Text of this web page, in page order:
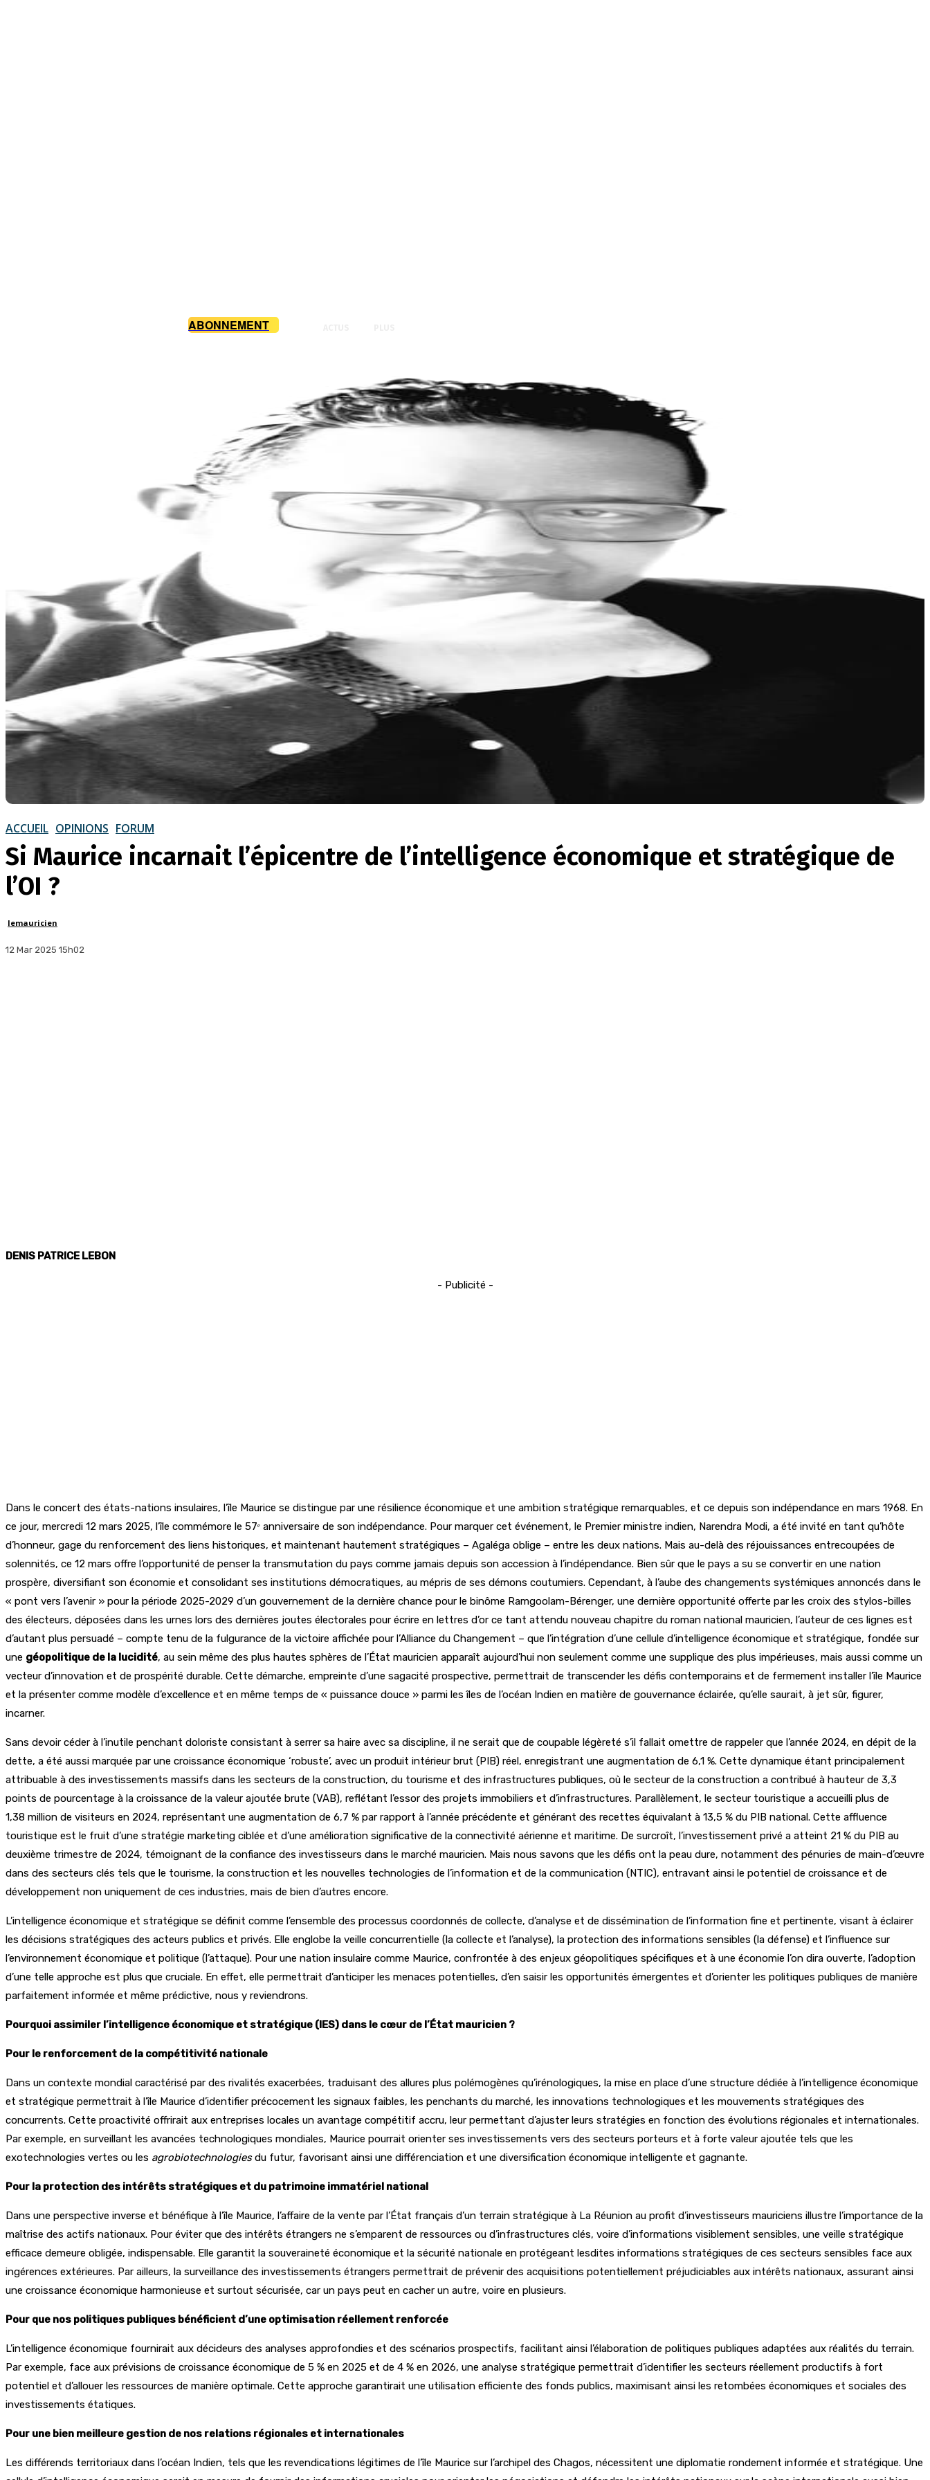
ABONNEMENT
ACCUEIL OPINIONS FORUM
Si Maurice incarnait l’épicentre de l’intelligence économique et stratégique de
l’OI ?
lemauricien
12 Mar 2025 15h02
DENIS PATRICE LEBON
- Publicité -
Dans le concert des états-nations insulaires, l’île Maurice se distingue par une résilience économique et une ambition stratégique remarquables, et ce depuis son indépendance en mars 1968. En
ce jour, mercredi 12 mars 2025, l’île commémore le 57ᵉ anniversaire de son indépendance. Pour marquer cet événement, le Premier ministre indien, Narendra Modi, a été invité en tant qu’hôte
d’honneur, gage du renforcement des liens historiques, et maintenant hautement stratégiques – Agaléga oblige – entre les deux nations. Mais au-delà des réjouissances entrecoupées de
solennités, ce 12 mars offre l’opportunité de penser la transmutation du pays comme jamais depuis son accession à l’indépendance. Bien sûr que le pays a su se convertir en une nation
prospère, diversifiant son économie et consolidant ses institutions démocratiques, au mépris de ses démons coutumiers. Cependant, à l’aube des changements systémiques annoncés dans le
« pont vers l’avenir » pour la période 2025-2029 d’un gouvernement de la dernière chance pour le binôme Ramgoolam-Bérenger, une dernière opportunité offerte par les croix des stylos-billes
des électeurs, déposées dans les urnes lors des dernières joutes électorales pour écrire en lettres d’or ce tant attendu nouveau chapitre du roman national mauricien, l’auteur de ces lignes est
d’autant plus persuadé – compte tenu de la fulgurance de la victoire affichée pour l’Alliance du Changement – que l’intégration d’une cellule d’intelligence économique et stratégique, fondée sur
une géopolitique de la lucidité, au sein même des plus hautes sphères de l’État mauricien apparaît aujourd’hui non seulement comme une supplique des plus impérieuses, mais aussi comme un
vecteur d’innovation et de prospérité durable. Cette démarche, empreinte d’une sagacité prospective, permettrait de transcender les défis contemporains et de fermement installer l’île Maurice
et la présenter comme modèle d’excellence et en même temps de « puissance douce » parmi les îles de l’océan Indien en matière de gouvernance éclairée, qu’elle saurait, à jet sûr, figurer,
incarner.
Sans devoir céder à l’inutile penchant doloriste consistant à serrer sa haire avec sa discipline, il ne serait que de coupable légèreté s’il fallait omettre de rappeler que l’année 2024, en dépit de la
dette, a été aussi marquée par une croissance économique ‘robuste’, avec un produit intérieur brut (PIB) réel, enregistrant une augmentation de 6,1 %. Cette dynamique étant principalement
attribuable à des investissements massifs dans les secteurs de la construction, du tourisme et des infrastructures publiques, où le secteur de la construction a contribué à hauteur de 3,3
points de pourcentage à la croissance de la valeur ajoutée brute (VAB), reflétant l’essor des projets immobiliers et d’infrastructures. Parallèlement, le secteur touristique a accueilli plus de
1,38 million de visiteurs en 2024, représentant une augmentation de 6,7 % par rapport à l’année précédente et générant des recettes équivalant à 13,5 % du PIB national. Cette affluence
touristique est le fruit d’une stratégie marketing ciblée et d’une amélioration significative de la connectivité aérienne et maritime. De surcroît, l’investissement privé a atteint 21 % du PIB au
deuxième trimestre de 2024, témoignant de la confiance des investisseurs dans le marché mauricien. Mais nous savons que les défis ont la peau dure, notamment des pénuries de main-d’œuvre
dans des secteurs clés tels que le tourisme, la construction et les nouvelles technologies de l’information et de la communication (NTIC), entravant ainsi le potentiel de croissance et de
développement non uniquement de ces industries, mais de bien d’autres encore.
L’intelligence économique et stratégique se définit comme l’ensemble des processus coordonnés de collecte, d’analyse et de dissémination de l’information fine et pertinente, visant à éclairer
les décisions stratégiques des acteurs publics et privés. Elle englobe la veille concurrentielle (la collecte et l’analyse), la protection des informations sensibles (la défense) et l’influence sur
l’environnement économique et politique (l’attaque). Pour une nation insulaire comme Maurice, confrontée à des enjeux géopolitiques spécifiques et à une économie l’on dira ouverte, l’adoption
d’une telle approche est plus que cruciale. En effet, elle permettrait d’anticiper les menaces potentielles, d’en saisir les opportunités émergentes et d’orienter les politiques publiques de manière
parfaitement informée et même prédictive, nous y reviendrons.
Pourquoi assimiler l’intelligence économique et stratégique (IES) dans le cœur de l’État mauricien ?
Pour le renforcement de la compétitivité nationale
Dans un contexte mondial caractérisé par des rivalités exacerbées, traduisant des allures plus polémogènes qu’irénologiques, la mise en place d’une structure dédiée à l’intelligence économique
et stratégique permettrait à l’île Maurice d’identifier précocement les signaux faibles, les penchants du marché, les innovations technologiques et les mouvements stratégiques des
concurrents. Cette proactivité offrirait aux entreprises locales un avantage compétitif accru, leur permettant d’ajuster leurs stratégies en fonction des évolutions régionales et internationales.
Par exemple, en surveillant les avancées technologiques mondiales, Maurice pourrait orienter ses investissements vers des secteurs porteurs et à forte valeur ajoutée tels que les
exotechnologies vertes ou les agrobiotechnologiesdu futur, favorisant ainsi une différenciation et une diversification économique intelligente et gagnante.
Pour la protection des intérêts stratégiques et du patrimoine immatériel national
Dans une perspective inverse et bénéfique à l’île Maurice, l’affaire de la vente par l’État français d’un terrain stratégique à La Réunion au profit d’investisseurs mauriciens illustre l’importance de la
maîtrise des actifs nationaux. Pour éviter que des intérêts étrangers ne s’emparent de ressources ou d’infrastructures clés, voire d’informations visiblement sensibles, une veille stratégique
efficace demeure obligée, indispensable. Elle garantit la souveraineté économique et la sécurité nationale en protégeant lesdites informations stratégiques de ces secteurs sensibles face aux
ingérences extérieures. Par ailleurs, la surveillance des investissements étrangers permettrait de prévenir des acquisitions potentiellement préjudiciables aux intérêts nationaux, assurant ainsi
une croissance économique harmonieuse et surtout sécurisée, car un pays peut en cacher un autre, voire en plusieurs.
Pour que nos politiques publiques bénéficient d’une optimisation réellement renforcée
L’intelligence économique fournirait aux décideurs des analyses approfondies et des scénarios prospectifs, facilitant ainsi l’élaboration de politiques publiques adaptées aux réalités du terrain.
Par exemple, face aux prévisions de croissance économique de 5 % en 2025 et de 4 % en 2026, une analyse stratégique permettrait d’identifier les secteurs réellement productifs à fort
potentiel et d’allouer les ressources de manière optimale. Cette approche garantirait une utilisation efficiente des fonds publics, maximisant ainsi les retombées économiques et sociales des
investissements étatiques.
Pour une bien meilleure gestion de nos relations régionales et internationales
Les différends territoriaux dans l’océan Indien, tels que les revendications légitimes de l’île Maurice sur l’archipel des Chagos, nécessitent une diplomatie rondement informée et stratégique. Une